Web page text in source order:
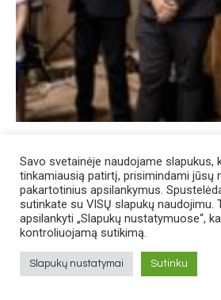
Savo svetainėje naudojame slapukus,
tinkamiausią patirtį, prisimindami jūsų
pakartotinius apsilankymus.
sutinkate su VISŲ slapukų naudojimu.
apsilankyti „Slapukų nustatymuose“,
kontroliuojamą sutikimą.
Slapukų nustatymai Sutinku